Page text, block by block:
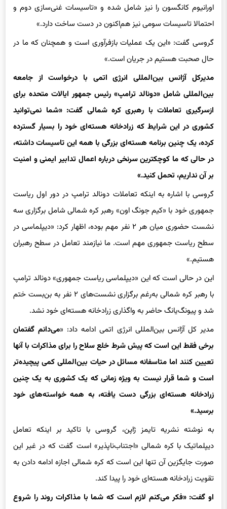
احتمالا تاسیسات سومی نیز هم‌اکنون در دست ساخت دارد.»
گروسی گفت: «این یک عملیات بازفرآوری است و همچنان که ما در
حال صحبت هستیم در جریان است.»
مدیرکل آژانس بین‌المللی انرژی اتمی با درخواست از جامعه
بین‌المللی شامل «دونالد ترامپ» رئیس جمهور ایالات متحده برای
ازسرگیری تعاملات با رهبری کره شمالی گفت: «شما نمی‌توانید
کشوری در این شرایط که زرادخانه هسته‌ای خود را بسیار گسترده
کرده، یک چنین برنامه هسته‌ای بزرگی با همه این تاسیسات داشته،
در حالی که ما کوچکترین سرنخی درباره اعمال تدابیر ایمنی و امنیت
بر آن نداریم، تحمل کنید.»
گروسی با اشاره به اینکه تعاملات دونالد ترامپ در دور اول ریاست
جمهوری خود با «کیم جونگ اون» رهبر کره شمالی شامل برگزاری سه
نشست حضوری میان هر ۲ نفر مهم بوده، اظهار کرد: «دیپلماسی در
سطح ریاست جمهوری مهم است. ما نیازمند تعامل در سطح رهبران
هستیم.»
این در حالی است که این «دیپلماسی ریاست جمهوری» دونالد ترامپ
با رهبر کره شمالی به‌رغم برگزاری نشست‌های ۲ نفر به بن‌بست ختم
شد و پیونگ‌یانگ حاضر به واگذاری زرادخانه هسته‌ای خود نشد.
مدیر کل آژانس بین‌المللی انرژی اتمی ادامه داد: «می‌دانم گفتمان
برخی فقط این است که پیش شرط خلع سلاح را برای مذاکرات با آنها
تعیین کنند اما متاسفانه مسائل در حیات بین‌المللی کمی پیچیده‌تر
است و شما قرار نیست به ویژه زمانی که یک کشوری به یک چنین
زرادخانه هسته‌ای بزرگی دست یافته، به همه خواسته‌های خود
برسید.»
به نوشته نشریه تایمز ژاپن، گروسی با تاکید بر اینکه تعامل
دیپلماتیک با کره شمالی «اجتناب‌ناپذیر» است گفت که در غیر این
صورت جایگزین آن تنها این است که کره شمالی اجازه ادامه دادن به
تقویت زرادخانه هسته‌ای خود را پیدا کند.
او گفت: «فکر می‌کنم لازم است که شما با مذاکرات روند را شروع
کنید.»